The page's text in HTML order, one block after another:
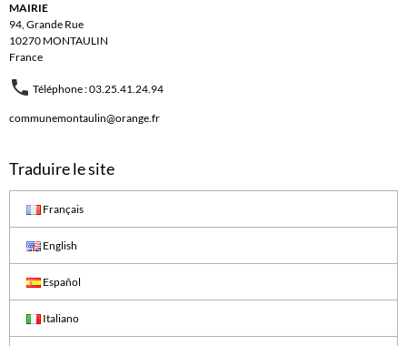
MAIRIE
94, Grande Rue
10270 MONTAULIN
France
Téléphone : 03.25.41.24.94
communemontaulin@orange.fr
Traduire le site
Français
English
Español
Italiano